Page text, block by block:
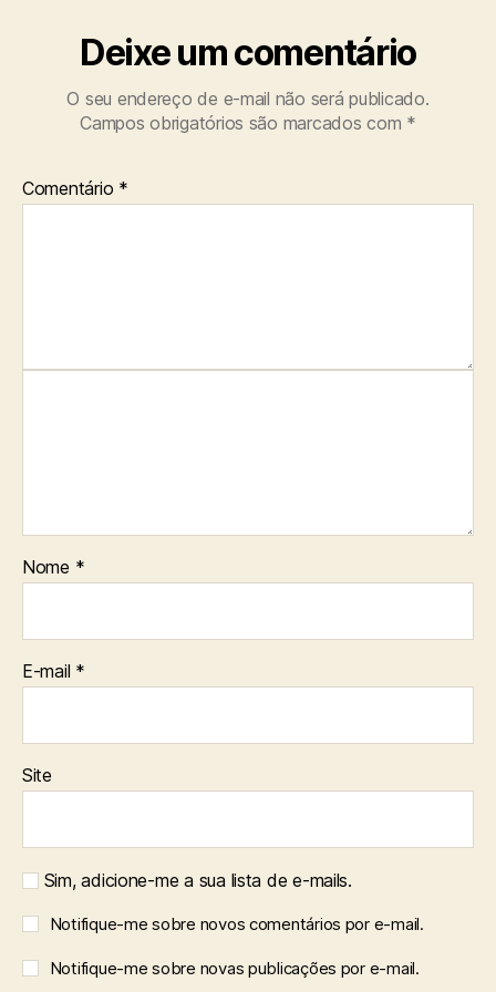
Deixe um comentário
O seu endereço de e-mail não será publicado.
Campos obrigatórios são marcados com *
Comentário *
Nome *
E-mail *
Site
Sim, adicione-me a sua lista de e-mails.
Notifique-me sobre novos comentários por e-mail.
Notifique-me sobre novas publicações por e-mail.